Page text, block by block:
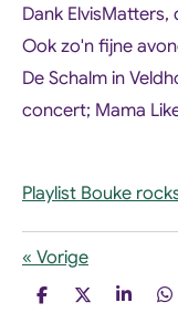
Dank ElvisMatters,
Ook zo'n fijne
De Schalm in
concert; Mama
Playlist Bouke
« Vorige
D
D
S
D